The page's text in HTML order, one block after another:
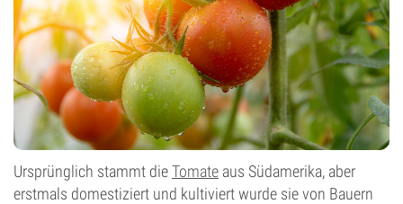
Ursprünglich stammt dieTomate aus Südamerika, aber
erstmals domestiziert und kultiviert wurde sie von Bauern